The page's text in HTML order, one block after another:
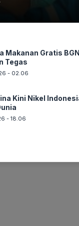
Setiap Bulan
Makanan Gratis
Tegas
- 02.06
Kini Nikel
- 18.06